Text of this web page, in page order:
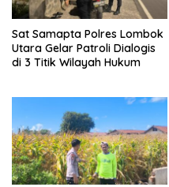
Sat Samapta Polres Lombok
Utara Gelar Patroli Dialogis
di 3 Titik Wilayah Hukum